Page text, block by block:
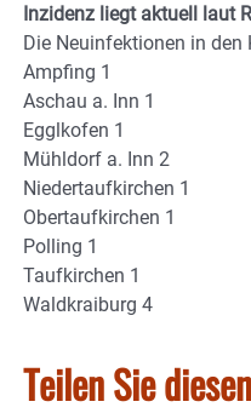
Inzidenz liegt aktuell laut
Die Neuinfektionen in den
Ampfing 1
Aschau a. Inn 1
Egglkofen 1
Mühldorf a. Inn 2
Niedertaufkirchen 1
Obertaufkirchen 1
Polling 1
Taufkirchen 1
Waldkraiburg 4
Teilen Sie